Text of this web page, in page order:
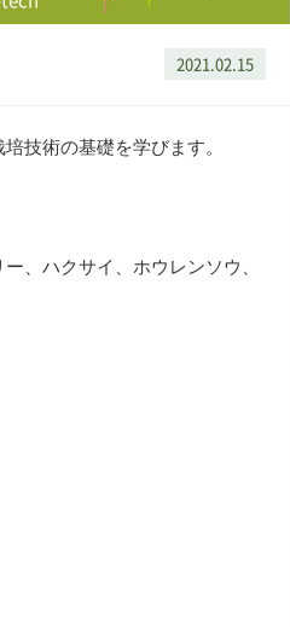
2021.02.15
技術の基礎を学びます。
、ハクサイ、ホウレンソウ、